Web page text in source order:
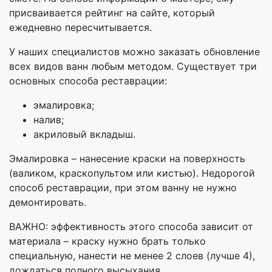
присваивается рейтинг на сайте, который
ежедневно пересчитывается.
У наших специалистов можно заказать обновление
всех видов ванн любым методом. Существует три
основных способа реставрации:
эмалировка;
налив;
акриловый вкладыш.
Эмалировка – нанесение краски на поверхность
(валиком, краскопультом или кистью). Недорогой
способ реставрации, при этом ванну не нужно
демонтировать.
ВАЖНО: эффективность этого способа зависит от
материала – краску нужно брать только
специальную, нанести не менее 2 слоев (лучше 4),